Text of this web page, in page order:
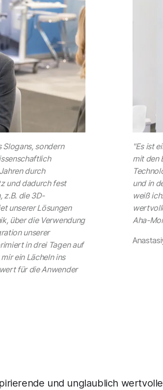
Slogans, sondern
durch
und dadurch fest
z.B. die 3D-
unserer Lösungen
über die Verwendung
unserer
in drei Tagen auf
ein Lächeln ins
für die Anwender
"Es ist
mit den
und in
weiß
Aha-
und unglaublich